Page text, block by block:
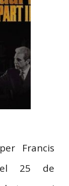
Francis
el 25
de